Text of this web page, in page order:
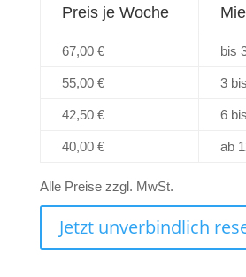
Preis je Woche
67,00 € bis
55,00 € 3
42,50 € 6
40,00 € ab
Alle Preise zzgl. MwSt.
Jetzt unverbindlich